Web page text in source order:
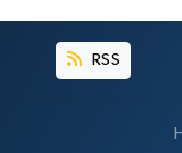
RSS